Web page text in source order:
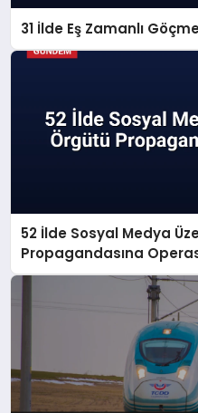
31 İlde Eş Zamanlı
52 İlde Sosyal Medya
Propagandasına